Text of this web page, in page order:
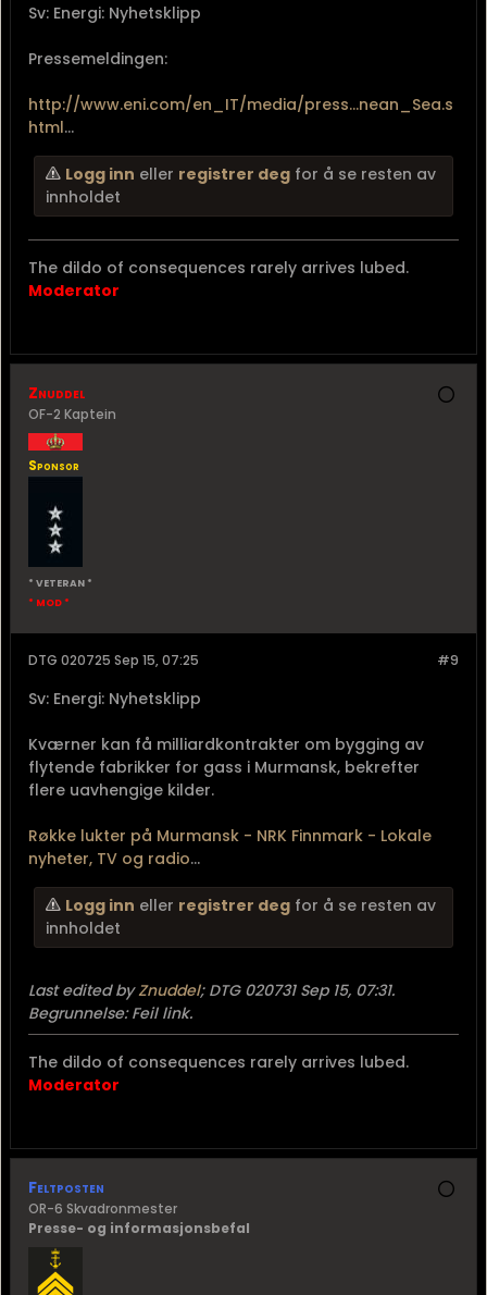
Sv: Energi: Nyhetsklipp
Pressemeldingen:
http://www.eni.com/en_IT/media/press...nean_Sea.s
html...
Logg inn eller registrer deg for å se resten av
innholdet
The dildo of consequences rarely arrives lubed.
Moderator
Znuddel
OF-2 Kaptein
Sponsor
* VETERAN *
* MOD *
#9
DTG 020725 Sep 15, 07:25
Sv: Energi: Nyhetsklipp
Kværner kan få milliardkontrakter om bygging av
flytende fabrikker for gass i Murmansk, bekrefter
flere uavhengige kilder.
Røkke lukter på Murmansk - NRK Finnmark - Lokale
nyheter, TV og radio...
Logg inn eller registrer deg for å se resten av
innholdet
Last edited byZnuddel; DTG 020731 Sep 15, 07:31.
Begrunnelse:Feil link.
The dildo of consequences rarely arrives lubed.
Moderator
Feltposten
OR-6 Skvadronmester
Presse- og informasjonsbefal